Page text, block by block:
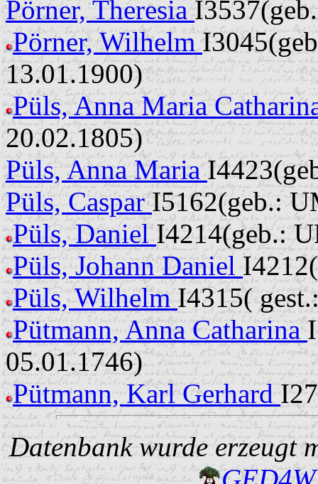
Pörner, Theresia
Pörner, Wilhelm
13.01.1900)
Püls, Anna Maria
20.02.1805)
Püls, Anna Maria
Püls, CasparI5162(geb.:
Püls, DanielI4214(geb.:
Püls, Johann Daniel
Püls, WilhelmI4315(
Pütmann, Anna Catharina
05.01.1746)
Pütmann, Karl Gerhard
Datenbank wurde erzeugt